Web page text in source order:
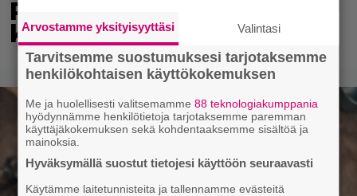
Pete Parkkonen pakeni
kauhuissaan paikalta
Arvostamme yksityisyyttäsi Valintasi
Tarvitsemme suostumuksesi tarjotaksemme
henkilökohtaisen käyttökokemuksen
Me ja huolellisesti valitsemamme88 teknologiakumppania
hyödynnämme henkilötietoja tarjotaksemme paremman
käyttäjäkokemuksen sekä kohdentaaksemme sisältöä ja
mainoksia.
Hyväksymällä suostut tietojesi käyttöön seuraavasti
Käytämme laitetunnisteita ja tallennamme evästeitä